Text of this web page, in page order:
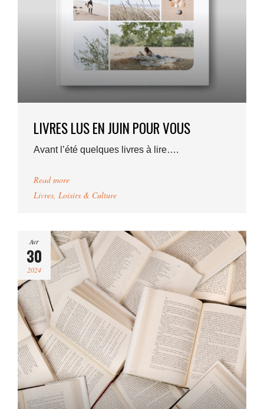
LIVRES LUS EN JUIN POUR VOUS
Avant l’été quelques livres à lire….
Read more
Livres, Loisirs & Culture
Avr
30
2024